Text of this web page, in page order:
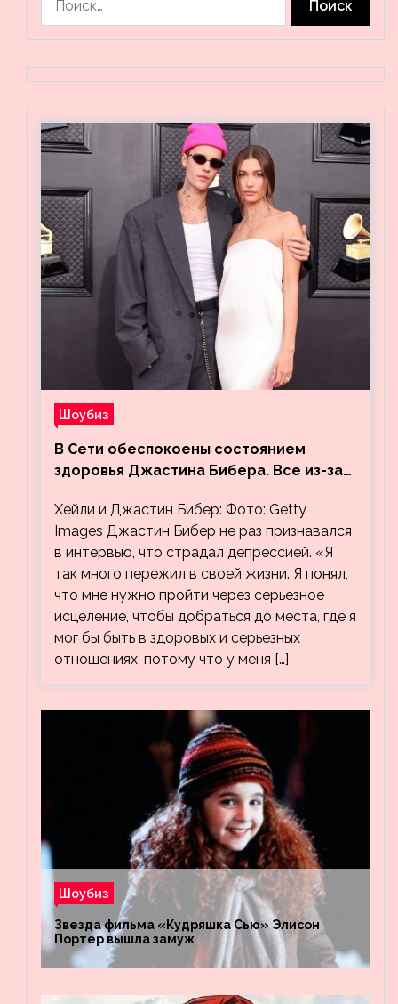
Шоубиз
В Сети обеспокоены состоянием
здоровья Джастина Бибера. Все из-за
Хейли
Хейли и Джастин Бибер: Фото: Getty
Images Джастин Бибер не раз признавался
в интервью, что страдал депрессией. «Я
так много пережил в своей жизни. Я понял,
что мне нужно пройти через серьезное
исцеление, чтобы добраться до места, где я
мог бы быть в здоровых и серьезных
отношениях, потому что у меня […]
Шоубиз
Звезда фильма «Кудряшка Сью» Элисон
Портер вышла замуж